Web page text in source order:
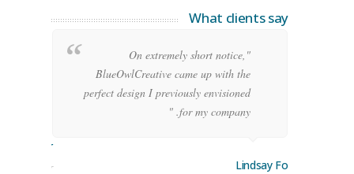
What clients say
"On extremely short notice,
BlueOwlCreative came up with the
perfect design I previously envisioned
for my company. "
Lindsay Ford
Stoner
Manager